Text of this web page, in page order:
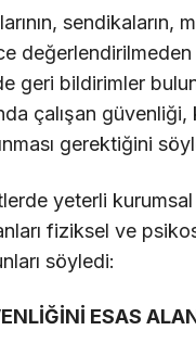
sendikaların,
geri bildirimler
çalışan
gerektiğini
yeterli
fiziksel ve
söyledi:
ESAS